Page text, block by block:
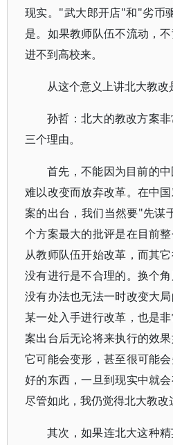
现实。"武大郎开店"和"劣币
是。如果教师队伍不流动，
进不到高校来。
从这个意义上讲北大教改
孙哲：北大的教改方案
三个理由。
首先，不能因为目前的
难以改变而放弃改革。在中
案的出台，我们当然要"先谋
个方案最大的批评是在目前
从教师队伍开始改革，而其
没有进行是不合理的。换个
没有办法也无法一时改变大
某一处入手进行改革，也是
案出台后无论将来执行的效
它可能会变形，甚至很可能
好的东西，一旦到现实中就
尽管如此，我仍觉得北大教改
其次，如果连北大这种